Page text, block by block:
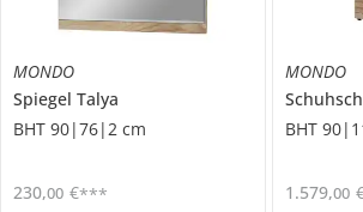
MONDO
Spiegel Talya
BHT 90|76|2 cm
230,00 €***
MONDO
BHT
1.579,00